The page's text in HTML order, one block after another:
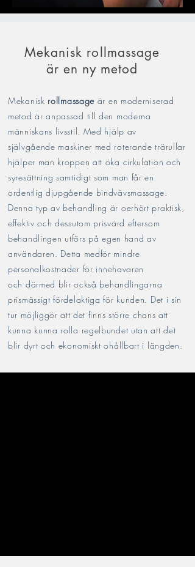
Mekanisk rollmassage
är en ny metod
Mekanisk rollmassage är en moderniserad
metod är anpassad till den moderna
människans livsstil. Med hjälp av
självgående maskiner med roterande trärullar
hjälper man kroppen att öka cirkulation och
syresättning samtidigt som man får en
ordentlig djupgående bindvävsmassage.
Denna typ av behandling är oerhört praktisk,
effektiv och dessutom prisvärd eftersom
behandlingen utförs på egen hand av
användaren. Detta medför mindre
personalkostnader för innehavaren
och därmed blir också behandlingarna
prismässigt fördelaktiga för kunden. Det i sin
tur möjliggör att det finns större chans att
kunna kunna rolla regelbundet utan att det
blir dyrt och ekonomiskt ohållbart i längden.